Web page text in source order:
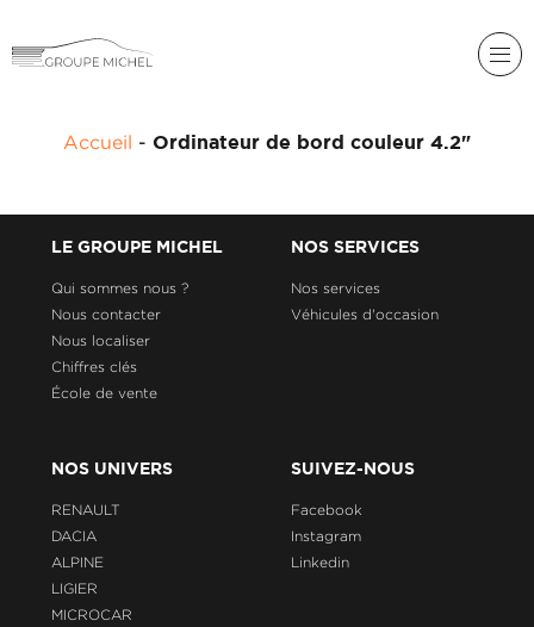
DACIA
LIGIER
MICROCAR
LIGIER
PROFESSIONAL
GROUPE
ACADÉMIE
HISTORIQUE
DU
MICHEL
Accueil - Ordinateur de bord couleur 4.2"
LE GROUPE MICHEL
Qui sommes nous ?
Nous contacter
Nous localiser
Chiffres clés
École de vente
NOS SERVICES
Nos services
Véhicules d'occasion
NOS UNIVERS
RENAULT
DACIA
ALPINE
LIGIER
MICROCAR
SUIVEZ-NOUS
Facebook
Instagram
Linkedin